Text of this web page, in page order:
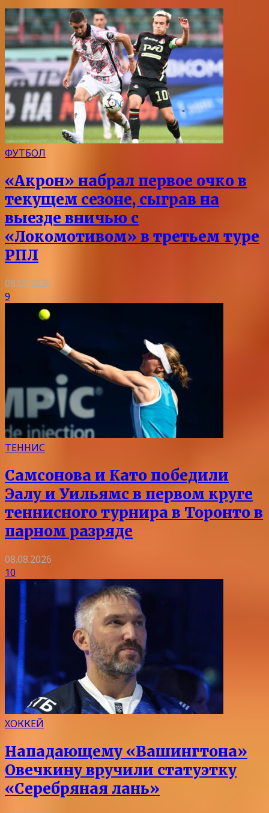
ФУТБОЛ
«Акрон» набрал первое очко в
текущем сезоне, сыграв на
выезде вничью с
«Локомотивом» в третьем туре
РПЛ
08.08.2026
9
ТЕННИС
Самсонова и Като победили
Эалу и Уильямс в первом круге
теннисного турнира в Торонто в
парном разряде
08.08.2026
10
ХОККЕЙ
Нападающему «Вашингтона»
Овечкину вручили статуэтку
«Серебряная лань»